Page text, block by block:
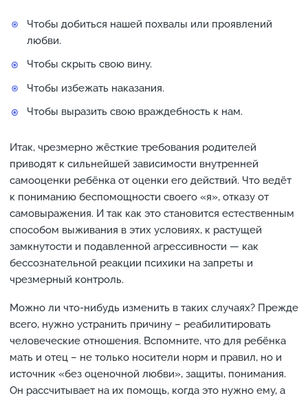
Чтобы добиться нашей похвалы или проявлений
любви.
Чтобы скрыть свою вину.
Чтобы избежать наказания.
Чтобы выразить свою враждебность к нам.
Итак, чрезмерно жёсткие требования родителей
приводят к сильнейшей зависимости внутренней
самооценки ребёнка от оценки его действий. Что ведёт
к пониманию беспомощности своего «я», отказу от
самовыражения. И так как это становится естественным
способом выживания в этих условиях, к растущей
замкнутости и подавленной агрессивности — как
бессознательной реакции психики на запреты и
чрезмерный контроль.
Можно ли что-нибудь изменить в таких случаях? Прежде
всего, нужно устранить причину – реабилитировать
человеческие отношения. Вспомните, что для ребёнка
мать и отец – не только носители норм и правил, но и
источник «без оценочной любви», защиты, понимания.
Он рассчитывает на их помощь, когда это нужно ему, а